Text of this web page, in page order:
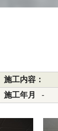
施工内容：
施工年月
-